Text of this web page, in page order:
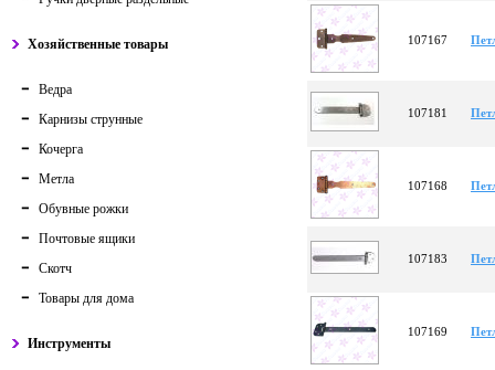
Хозяйственные товары
Ведра
Карнизы струнные
Кочерга
Метла
Обувные рожки
Почтовые ящики
Скотч
Товары для дома
Инструменты
107167
107181
107168
107183
107169